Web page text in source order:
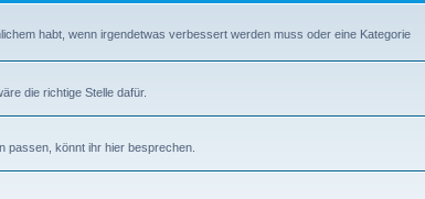
habt, wenn irgendetwas verbessert werden muss oder eine Kategorie
die richtige Stelle dafür.
passen, könnt ihr hier besprechen.